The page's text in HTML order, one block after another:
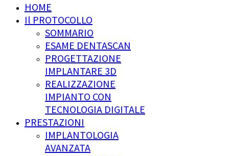
HOME
Il PROTOCOLLO
SOMMARIO
ESAME DENTASCAN
PROGETTAZIONE
IMPLANTARE 3D
REALIZZAZIONE
IMPIANTO CON
TECNOLOGIA DIGITALE
PRESTAZIONI
IMPLANTOLOGIA
AVANZATA